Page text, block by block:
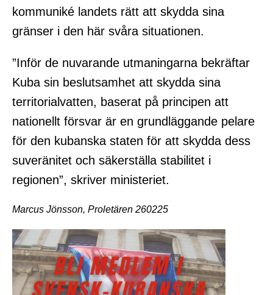
kommuniké landets rätt att skydda sina
gränser i den här svåra situationen.
”Inför de nuvarande utmaningarna bekräftar
Kuba sin beslutsamhet att skydda sina
territorialvatten, baserat på principen att
nationellt försvar är en grundläggande pelare
för den kubanska staten för att skydda dess
suveränitet och säkerställa stabilitet i
regionen”, skriver ministeriet.
Marcus Jönsson, Proletären 260225